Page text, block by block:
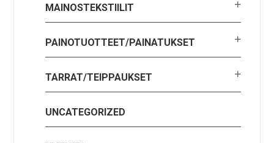
MAINOSTEKSTIILIT
PAINOTUOTTEET/PAINATUKSET
TARRAT/TEIPPAUKSET
UNCATEGORIZED